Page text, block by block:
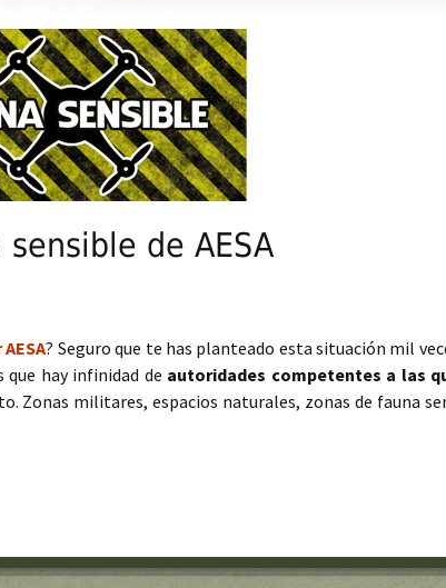
de AESA
? Seguro que te has planteado esta situación mil
hay infinidad de autoridades competentes a las
Zonas militares, espacios naturales, zonas de fauna
las zonas de fauna sensible de AESA